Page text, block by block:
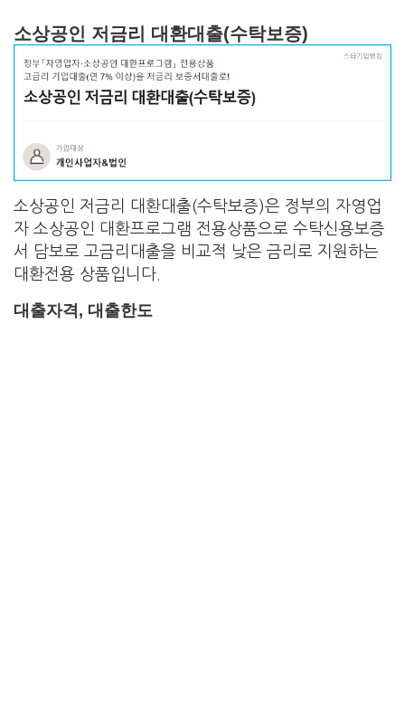
소상공인 저금리 대환대출(수탁보증)
소상공인 저금리 대환대출(수탁보증)은 정부의 자영업
자 소상공인 대환프로그램 전용상품으로 수탁신용보증
서 담보로 고금리대출을 비교적 낮은 금리로 지원하는
대환전용 상품입니다.
대출자격, 대출한도